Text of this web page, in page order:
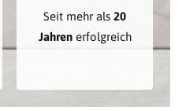
Seit mehr als 20
Jahrenerfolgreich